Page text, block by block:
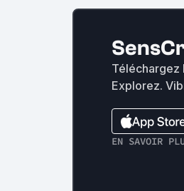
Téléchargez
Explorez.
EN SAVOIR